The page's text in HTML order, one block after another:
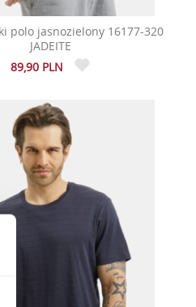
polo jasnozielony 16177-320
JADEITE
89,90 PLN